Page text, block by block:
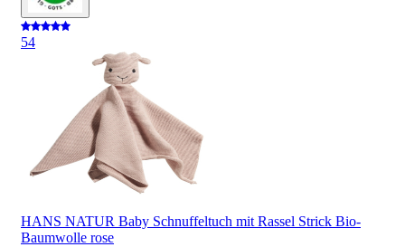
54
HANS NATUR Baby Schnuffeltuch mit Rassel Strick Bio-
Baumwolle rose